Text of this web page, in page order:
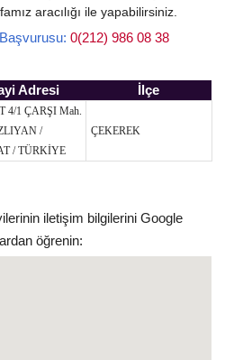
aracılığı ile yapabilirsiniz.
0(212) 986 08 38
Adresi İlçe
4/1 ÇARŞI Mah.
/
/ TÜRKİYE
ÇEKEREK
iletişim bilgilerini Google
öğrenin: